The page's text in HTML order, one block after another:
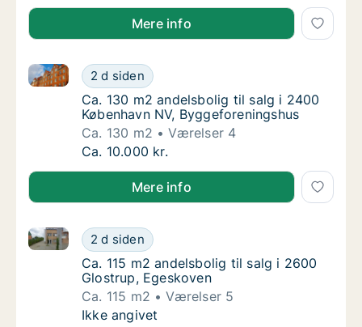
Mere info
Ca. 130 m2 andelsbolig til salg i 2400
2 d siden
Ca. 130 m2 andelsbolig til salg i 2400 København
Ca. 130 m2 andelsbolig til salg i 2400
Ca. 130 m2 andelsbolig til salg i 2400
København NV, Byggeforeningshus
Ca. 130 m2
Værelser 4
Ca. 130 m2 andelsbolig til salg i 2400
Ca. 10.000 kr.
Mere info
Ca. 115 m2 andelsbolig til salg i 2600
2 d siden
Ca. 115 m2 andelsbolig til salg i 2600 Glostrup,
Ca. 115 m2 andelsbolig til salg i 2600
Ca. 115 m2 andelsbolig til salg i 2600
Glostrup, Egeskoven
Ca. 115 m2
Værelser 5
Ca. 115 m2 andelsbolig til salg i 2600
Ikke angivet